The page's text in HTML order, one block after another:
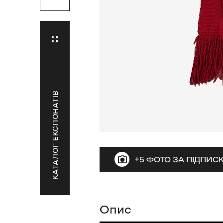
КАТАЛОГ ЕКСПОНАТІВ +5 ФОТО ЗА
Опис